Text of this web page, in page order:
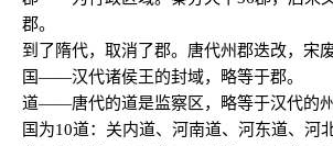
郡。
到了隋代，取消了郡。唐代州郡迭改，宋废
国——汉代诸侯王的封域，略等于郡。
道——唐代的道是监察区，略等于汉代的
国为10道：关内道、河南道、河东道、河